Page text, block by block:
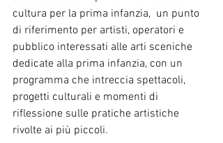
cultura per la prima infanzia, un punto
di riferimento per artisti, operatori e
pubblico interessati alle arti sceniche
dedicate alla prima infanzia, con un
programma che intreccia spettacoli,
progetti culturali e momenti di
riflessione sulle pratiche artistiche
rivolte ai più piccoli.